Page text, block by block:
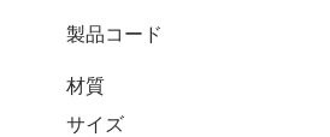
製品コード
材質
サイズ